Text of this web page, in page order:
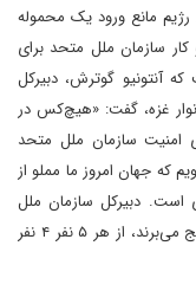
رژیم مانع ورود یک محموله
کار سازمان ملل متحد برای
آنتونیو گوترش، دبیرکل
نوار غزه، گفت: «هیچ‌کس در
امنیت سازمان ملل متحد
که جهان امروز ما مملو از
است. دبیرکل سازمان ملل
گفت: «از ۷۰۰ هزار نفری که در جهان از گرسنگی رنج می‌برند، از هر ۵ نفر ۴ نفر